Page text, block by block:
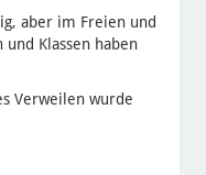
aber im Freien und
Klassen haben
Verweilen wurde